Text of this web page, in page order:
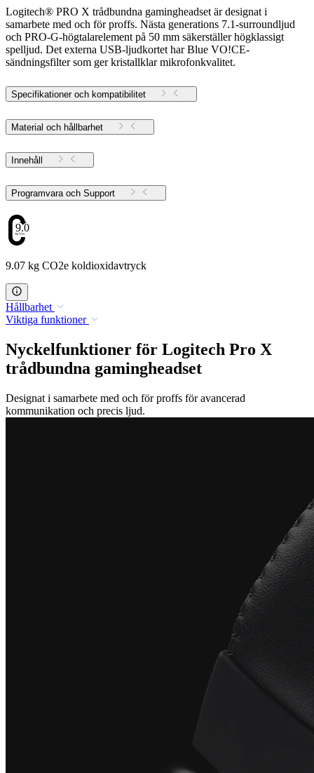
Logitech® PRO X trådbundna gamingheadset är designat i
samarbete med och för proffs. Nästa generations 7.1-surroundljud
och PRO-G-högtalarelement på 50 mm säkerställer högklassigt
spelljud. Det externa USB-ljudkortet har Blue VO!CE-
sändningsfilter som ger kristallklar mikrofonkvalitet.
Specifikationer och kompatibilitet
Material och hållbarhet
Innehåll
Programvara och Support
9.07
9.07 kg CO2e koldioxidavtryck
Hållbarhet
Viktiga funktioner
Nyckelfunktioner för Logitech Pro X
trådbundna gamingheadset
Designat i samarbete med och för proffs för avancerad
kommunikation och precis ljud.